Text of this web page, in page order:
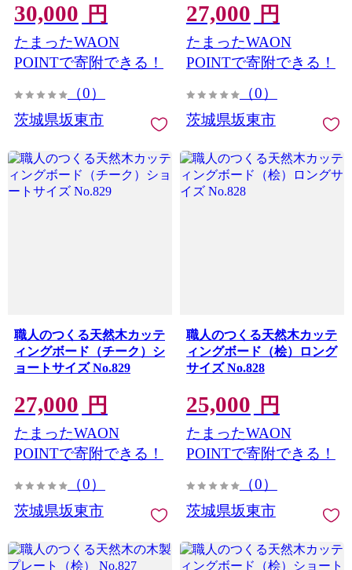
30,000 円
たまったWAON
POINTで寄附できる！
（0）
茨城県坂東市
27,000 円
たまったWAON
POINTで寄附できる！
（0）
茨城県坂東市
職人のつくる天然木カッテ
ィングボード（チーク）シ
ョートサイズ No.829
27,000 円
たまったWAON
POINTで寄附できる！
（0）
茨城県坂東市
職人のつくる天然木カッテ
ィングボード（桧）ロング
サイズ No.828
25,000 円
たまったWAON
POINTで寄附できる！
（0）
茨城県坂東市